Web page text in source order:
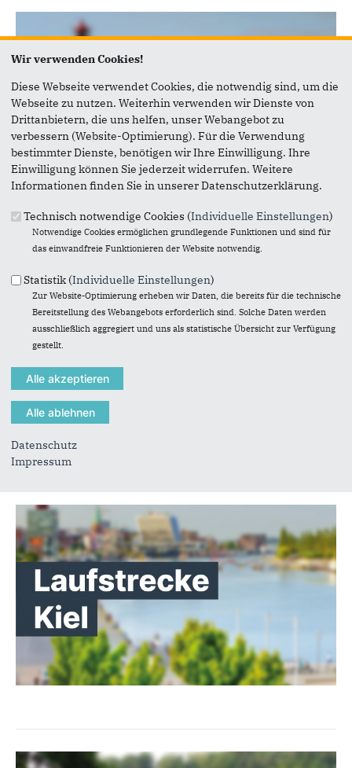
Wir verwenden Cookies!
Diese Webseite verwendet Cookies, die notwendig sind, um die
Webseite zu nutzen. Weiterhin verwenden wir Dienste von
Drittanbietern, die uns helfen, unser Webangebot zu
verbessern (Website-Optimierung). Für die Verwendung
bestimmter Dienste, benötigen wir Ihre Einwilligung. Ihre
Einwilligung können Sie jederzeit widerrufen. Weitere
Informationen finden Sie in unserer Datenschutzerklärung.
Technisch notwendige Cookies (Individuelle Einstellungen)
Notwendige Cookies ermöglichen grundlegende Funktionen und sind für
das einwandfreie Funktionieren der Website notwendig.
Statistik (Individuelle Einstellungen)
Zur Website-Optimierung erheben wir Daten, die bereits für die technische
Bereitstellung des Webangebots erforderlich sind. Solche Daten werden
ausschließlich aggregiert und uns als statistische Übersicht zur Verfügung
gestellt.
Datenschutz
Impressum